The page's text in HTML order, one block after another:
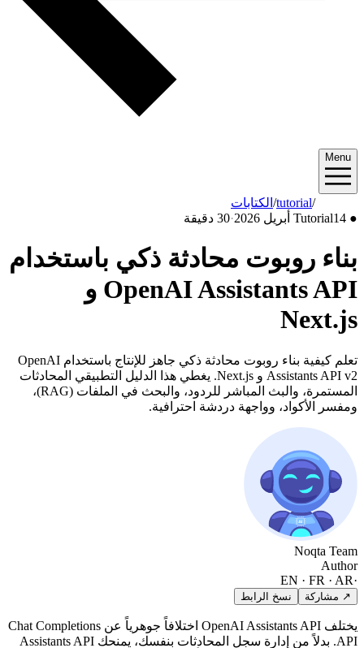
الكتابات
·30 دقيقة
محادثة ذكي باستخدام
OpenAI Assistants API و
تعلم كيفية بناء روبوت محادثة ذكي جاهز للإنتاج باستخدام OpenAI
Assistants API v2 و Next.js. يغطي هذا الدليل التطبيقي المحادثات
المستمرة، والبث المباشر للردود، والبحث في الملفات (RAG)،
وواجهة دردشة احترافية.
الرابط
يختلف OpenAI Assistants API اختلافاً جوهرياً عن Chat Completions